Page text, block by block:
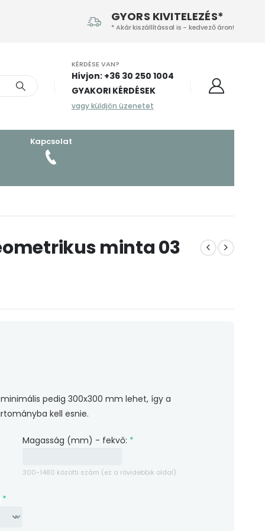
GYORS KIVITELEZÉS*
* Akár kiszállítással is - kedvező áron!
KÉRDÉSE VAN?
Hívjon: +36 30 250 1004‬
GYAKORI KÉRDÉSEK
vagy küldjön üzenetet
Kapcsolat
minta 03
pedig 300x300 mm lehet, így a
kell esnie.
Magasság (mm) - fekvő: *
300-1480 közötti szám (ez a rövidebbik oldal)
*